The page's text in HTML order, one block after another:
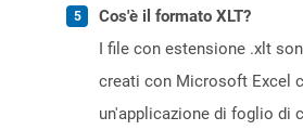
Cos'è il formato XLT?
I file con estensione .xlt
creati con Microsoft Excel
un'applicazione di foglio di